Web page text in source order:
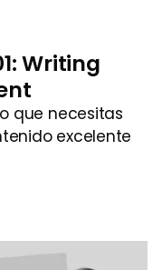
Writing
que necesitas
excelente